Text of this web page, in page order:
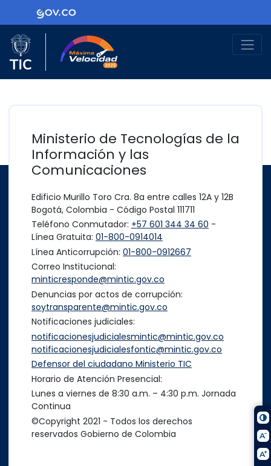
Ir al contenido principalLogo Gobierno de Colombia
Logo del Ministerio TIC
Ministerio de Tecnologías de la
Información y las
Comunicaciones
Edificio Murillo Toro Cra. 8a entre calles 12A y 12B
Bogotá, Colombia - Código Postal 111711
Teléfono Conmutador: +57 601 344 34 60 -
Línea Gratuita: 01-800-0914014
Línea Anticorrupción: 01-800-0912667
Correo Institucional:
minticresponde@mintic.gov.co
Denuncias por actos de corrupción:
soytransparente@mintic.gov.co
Notificaciones judiciales:
notificacionesjudicialesmintic@mintic.gov.co
notificacionesjudicialesfontic@mintic.gov.co
Defensor del ciudadano Ministerio TIC
Horario de Atención Presencial:
Lunes a viernes de 8:30 a.m. – 4:30 p.m. Jornada
Continua
©Copyright 2021 - Todos los derechos
reservados Gobierno de Colombia